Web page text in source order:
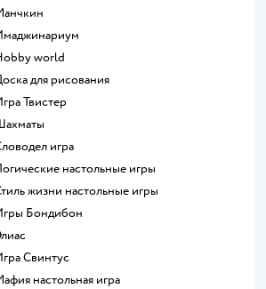
Манчкин
Имаджинариум
Hobby world
Доска для рисования
Игра Твистер
Шахматы
Словодел игра
Логические настольные игры
Стиль жизни настольные игры
Игры Бондибон
Элиас
Игра Свинтус
Мафия настольная игра